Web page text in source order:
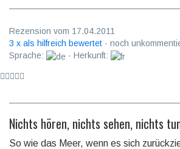
Rezension vom 17.04.2011
3 x als hilfreich bewertet · noch
Sprache:
· Herkunft:
Nichts hören, nichts sehen, nichts
So wie das Meer, wenn es sich